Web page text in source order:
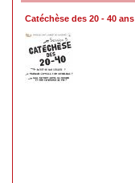
Catéchèse des 20 - 40